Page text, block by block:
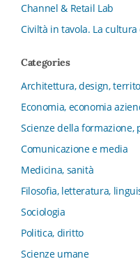
Channel & Retail Lab
Civiltà in tavola. La
Collana del Dipartimento
dell’Economia Università
Collana di Clinica della
Collana di Ragioneria ed
Collana di Storia delle
Letteratura per l’Infanzia
Collana di Studi e Ricerche
Collana ISMU
Categories
Architettura, design,
Economia, economia
Scienze della formazione,
Comunicazione e media
Medicina, sanità
Filosofia, letteratura,
Sociologia
Politica, diritto
Scienze umane